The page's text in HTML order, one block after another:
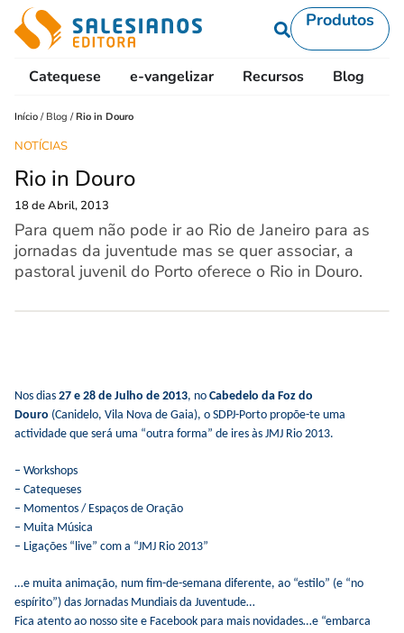
Produtos
Catequese e-vangelizar Recursos Blog
Início / Blog /Rio in Douro
NOTÍCIAS
Rio in Douro
18 de Abril, 2013
Para quem não pode ir ao Rio de Janeiro para as
jornadas da juventude mas se quer associar, a
pastoral juvenil do Porto oferece o Rio in Douro.
Nos dias 27 e 28 de Julho de 2013, no Cabedelo da Foz do
Douro (Canidelo, Vila Nova de Gaia), o SDPJ-Porto propõe-te uma
actividade que será uma “outra forma” de ires às JMJ Rio 2013.
– Workshops
– Catequeses
– Momentos / Espaços de Oração
– Muita Música
– Ligações “live” com a “JMJ Rio 2013”
…e muita animação, num fim-de-semana diferente, ao “estilo” (e “no
espírito”) das Jornadas Mundiais da Juventude…
Fica atento ao nosso site e Facebook para mais novidades…e “embarca